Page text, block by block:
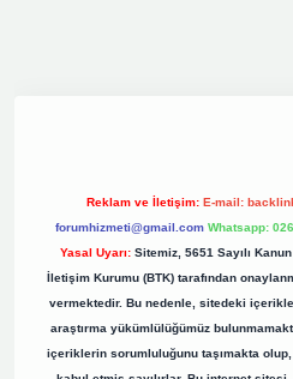
Reklam ve İletişim: E-mail:
forumhizmeti@gmail.com Whatsapp:
Yasal Uyarı: Sitemiz, 5651 Sayılı
İletişim Kurumu (BTK) tarafından
vermektedir. Bu nedenle, sitedeki
araştırma yükümlülüğümüz
içeriklerin sorumluluğunu taşımakta